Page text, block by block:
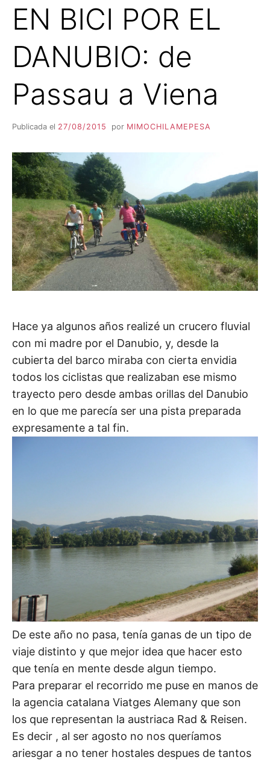
EN BICI POR EL
DANUBIO: de
Passau a Viena
Publicada el 27/08/2015 por MIMOCHILAMEPESA
Hace ya algunos años realizé un crucero fluvial
con mi madre por el Danubio, y, desde la
cubierta del barco miraba con cierta envidia
todos los ciclistas que realizaban ese mismo
trayecto pero desde ambas orillas del Danubio
en lo que me parecía ser una pista preparada
expresamente a tal fin.
De este año no pasa, tenía ganas de un tipo de
viaje distinto y que mejor idea que hacer esto
que tenía en mente desde algun tiempo.
Para preparar el recorrido me puse en manos de
la agencia catalana Viatges Alemany que son
los que representan la austriaca Rad & Reisen.
Es decir , al ser agosto no nos queríamos
ariesgar a no tener hostales despues de tantos